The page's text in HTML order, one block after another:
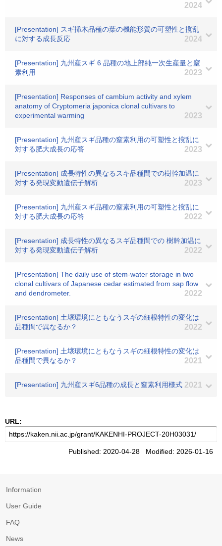
2024
[Presentation] スギ挿木品種の葉の機能形質の可塑性と撹乱
に対する成長反応
2024
[Presentation] 九州産スギ 6 品種の地上部純一次生産量と窒
素利用
2023
[Presentation] Responses of cambium activity and xylem
anatomy of Cryptomeria japonica clonal cultivars to
experimental warming
2023
[Presentation] 九州産スギ品種の窒素利用の可塑性と撹乱に
対する肥大成長の応答
2023
[Presentation] 成長特性の異なるスキ品種間での樹幹加温に
対する発現変動遺伝子解析
2023
[Presentation] 九州産スギ品種の窒素利用の可塑性と撹乱に
対する肥大成長の応答
2022
[Presentation] 成長特性の異なるスギ品種間での 樹幹加温に
対する発現変動遺伝子解析
2022
[Presentation] The daily use of stem-water storage in two
clonal cultivars of Japanese cedar estimated from sap flow
and dendrometer.
2022
[Presentation] 土壌環境にともなうスギの細根特性の変化は
品種間で異なるか？
2022
[Presentation] 土壌環境にともなうスギの細根特性の変化は
品種間で異なるか？
2021
[Presentation] 九州産スギ6品種の成長と窒素利用様式 2021
URL:
Published: 2020-04-28 Modified: 2026-01-16
Information
User Guide
FAQ
News